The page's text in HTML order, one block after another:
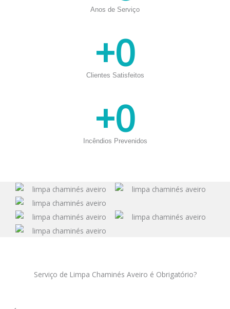
Anos de Serviço
Clientes Satisfeitos
+0
Incêndios Prevenidos
+0
Serviço de Limpa Chaminés Aveiro é Obrigatório?